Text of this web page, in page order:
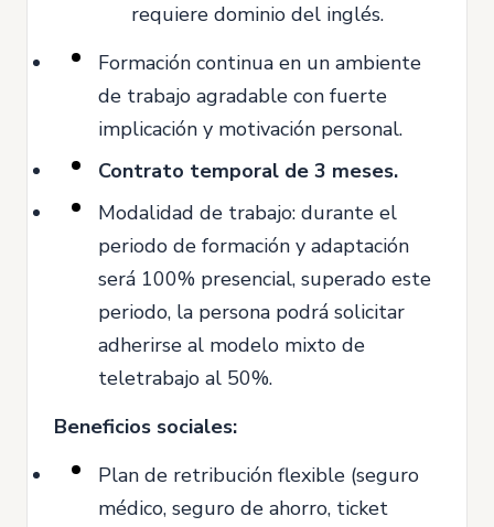
requiere dominio del inglés.
Formación continua en un ambiente
de trabajo agradable con fuerte
implicación y motivación personal.
Contrato temporal de 3 meses.
Modalidad de trabajo: durante el
periodo de formación y adaptación
será 100% presencial, superado este
periodo, la persona podrá solicitar
adherirse al modelo mixto de
teletrabajo al 50%.
Beneficios sociales:
Plan de retribución flexible (seguro
médico, seguro de ahorro, ticket